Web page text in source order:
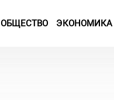
ОБЩЕСТВО ЭКОНОМИКА